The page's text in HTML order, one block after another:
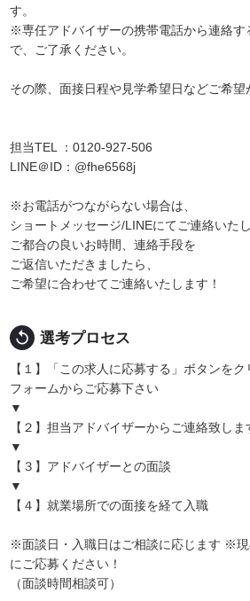
す。
※専任アドバイザーの携帯電話から連絡す
で、ご了承ください。
その際、面接日程や見学希望日などご希望
担当TEL ：0120-927-506
LINE＠ID：@fhe6568j
※お電話がつながらない場合は、
ショートメッセージ/LINEにてご連絡いたし
ご都合の良いお時間、連絡手段を
ご返信いただきましたら、
ご希望に合わせてご連絡いたします！
replay 選考プロセス
【１】「この求人に応募する」ボタンを
フォームからご応募下さい
▼
【２】担当アドバイザーからご連絡致しま
▼
【３】アドバイザーとの面談
▼
【４】就業場所での面接を経て入職
※面談日・入職日はご相談に応じます ※
にご応募ください！
（面談時間相談可）